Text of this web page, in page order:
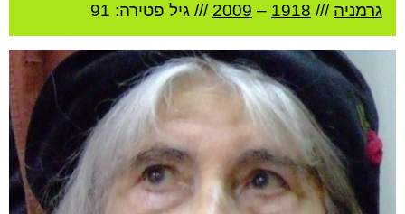
גרמניה ///
1918
–
2009 /// גיל פטירה: 91